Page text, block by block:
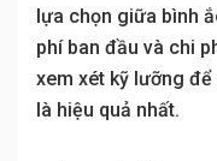
lựa chọn giữa bình
phí ban đầu và chi
xem xét kỹ lưỡng
là hiệu quả nhất.